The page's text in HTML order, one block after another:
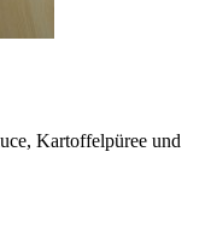
Kartoffelpüree und